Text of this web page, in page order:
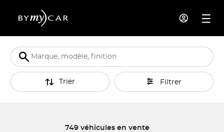
Trier Filtrer
749 véhicules en vente